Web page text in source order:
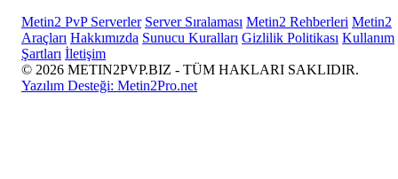
Metin2 PvP Serverler Server Sıralaması Metin2 Rehberleri Metin2
Araçları Hakkımızda Sunucu Kuralları Gizlilik Politikası Kullanım
Şartları İletişim
© 2026 METIN2PVP.BIZ - TÜM HAKLARI SAKLIDIR.
Yazılım Desteği: Metin2Pro.net